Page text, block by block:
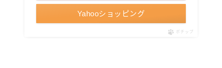
Yahooショッピング
ポチップ